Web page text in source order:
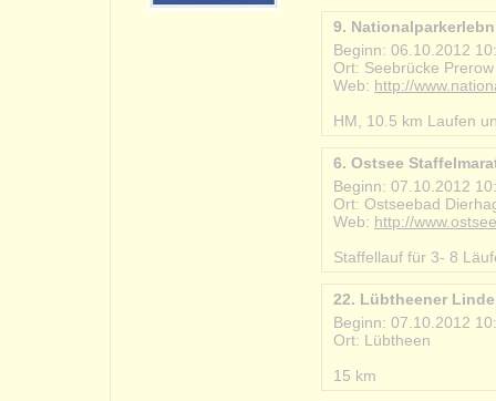
9.
Beginn: 06.10.2012
Ort: Seebrücke Prerow
Web: http://
HM, 10.5 km Laufen
6. Ostsee
Beginn: 07.10.2012
Ort: Ostseebad
Web: http://
Staffellauf für 3- 8
22. Lübtheener
Beginn: 07.10.2012
Ort: Lübtheen
15 km